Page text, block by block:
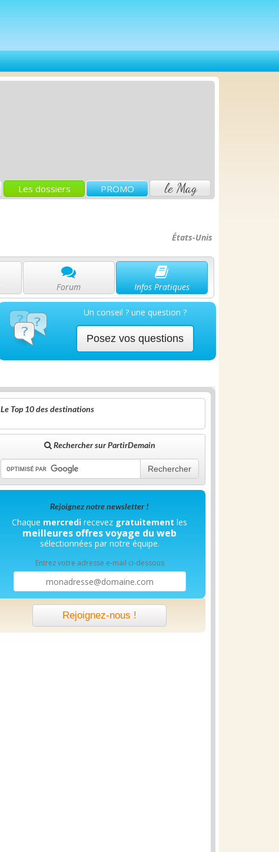
Les dossiers PROMO le Mag
États-Unis
Forum Infos Pratiques
Un conseil ? une question ?
Posez vos questions
Le Top 10 des destinations
Rechercher sur PartirDemain
Rechercher
Rejoignez notre newsletter !
Chaque mercredi recevez gratuitement les
meilleures offres voyage du web
sélectionnées par notre équipe.
Entrez votre adresse e-mail ci-dessous
Rejoignez-nous !